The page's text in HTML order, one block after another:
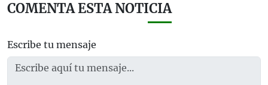
COMENTA ESTA NOTICIA
Escribe tu mensaje